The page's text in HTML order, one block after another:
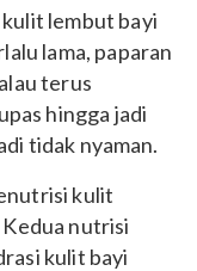
lembut bayi
lama, paparan
terus
hingga jadi
tidak nyaman.
kulit
nutrisi
kulit bayi